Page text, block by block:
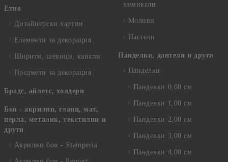
Етно
Дизайнерски хартии
Елементи за декорация
Ширити, шевици, канапи
Предмети за декорация
Брадс, айлетс, холдери
Бои - акрилни, гланц, мат,
перла, металик, текстилни и
други
Акрилни бои - Stamperia
химикали
Моливи
Пастели
Панделки, дантели и други
Панделки
Панделки 0,60 см
Панделки 1,00 см
Панделки 2,00 см
Панделки 3,00 см
Панделки 4,00 см